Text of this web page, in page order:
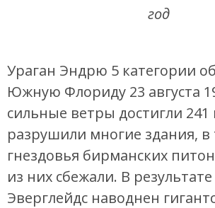
год
Ураган Эндрю 5 категории
Южную Флориду 23 августа
сильные ветры достигли 241
разрушили многие здания, в
гнездовья бирманских
из них сбежали. В результате
Эверглейдс наводнен